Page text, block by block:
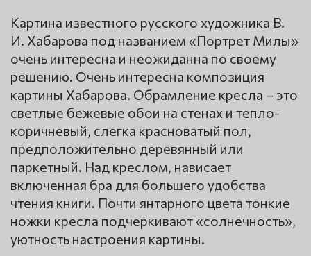
Картина известного русского художника В.
И. Хабарова под названием «Портрет Милы»
очень интересна и неожиданна по своему
решению. Очень интересна композиция
картины Хабарова. Обрамление кресла – это
светлые бежевые обои на стенах и тепло-
коричневый, слегка красноватый пол,
предположительно деревянный или
паркетный. Над креслом, нависает
включенная бра для большего удобства
чтения книги. Почти янтарного цвета тонкие
ножки кресла подчеркивают «солнечность»,
уютность настроения картины.